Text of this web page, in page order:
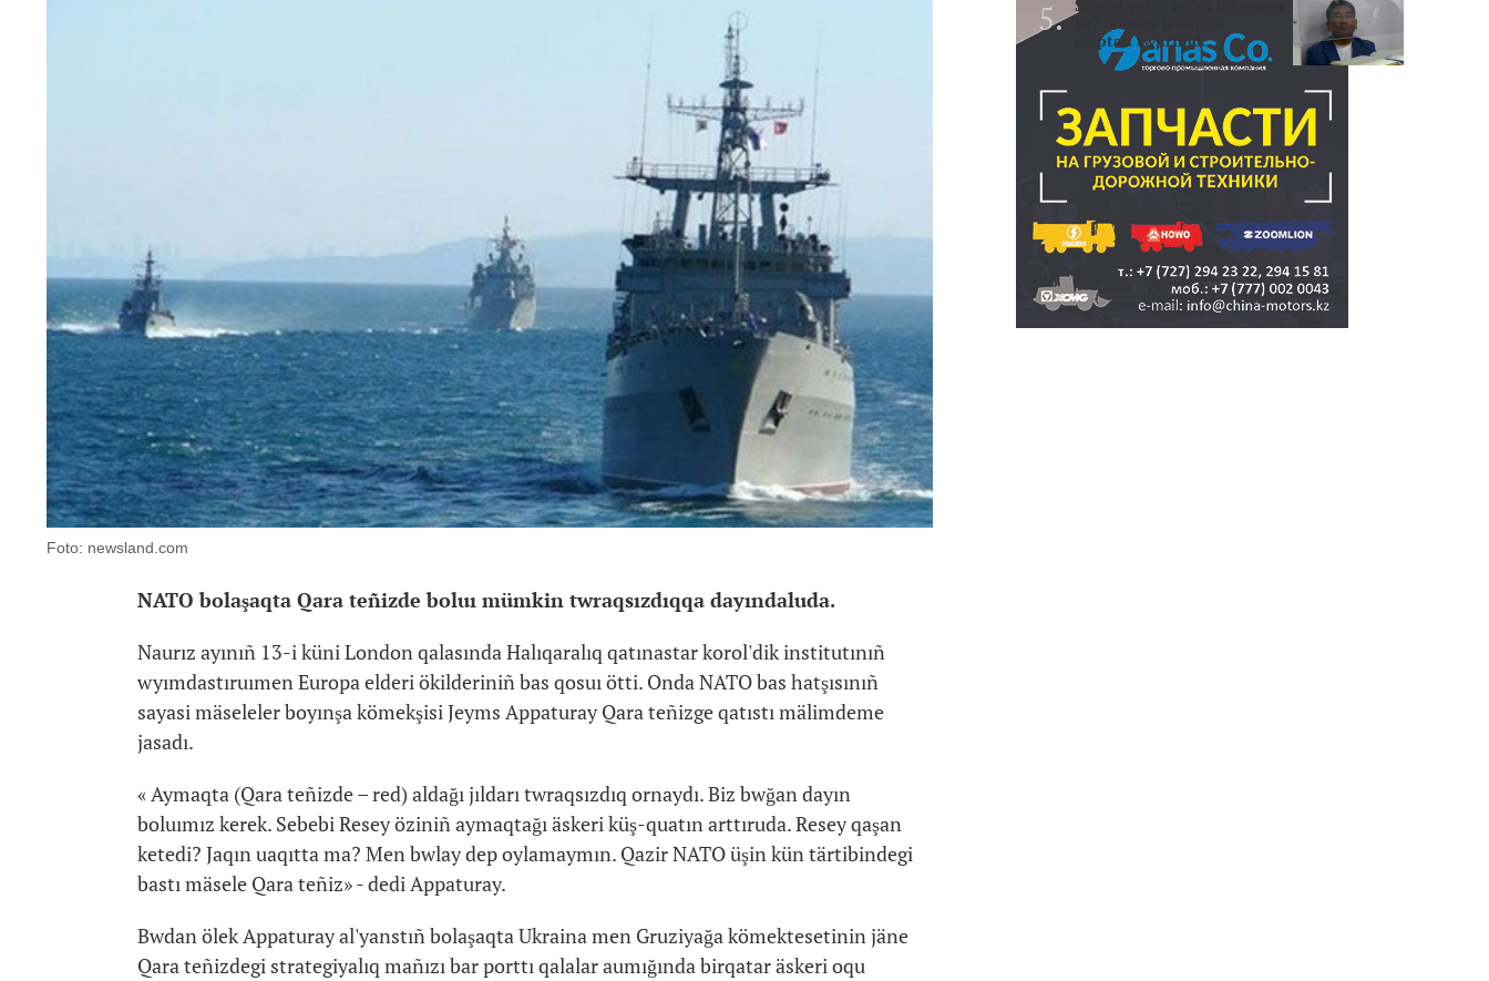
Foto: newsland.com
NATO bolaşaqta Qara teñizde boluı mümkin twraqsızdıqqa dayındaluda.
Naurız ayınıñ 13-i küni London qalasında Halıqaralıq qatınastar korol'dik institutınıñ
wyımdastıruımen Europa elderi ökilderiniñ bas qosuı ötti. Onda NATO bas hatşısınıñ
sayasi mäseleler boyınşa kömekşisi Jeyms Appaturay Qara teñizge qatıstı mälimdeme
jasadı.
« Aymaqta (Qara teñizde – red) aldağı jıldarı twraqsızdıq ornaydı. Biz bwğan dayın
boluımız kerek. Sebebi Resey öziniñ aymaqtağı äskeri küş-quatın arttıruda. Resey qaşan
ketedi? Jaqın uaqıtta ma? Men bwlay dep oylamaymın. Qazir NATO üşin kün tärtibindegi
bastı mäsele Qara teñiz» - dedi Appaturay.
Bwdan ölek Appaturay al'yanstıñ bolaşaqta Ukraina men Gruziyağa kömektesetinin jäne
Qara teñizdegi strategiyalıq mañızı bar porttı qalalar aumığında birqatar äskeri oqu
Subsidiyalar zañdı tölengen
ayıptau twjırımd..